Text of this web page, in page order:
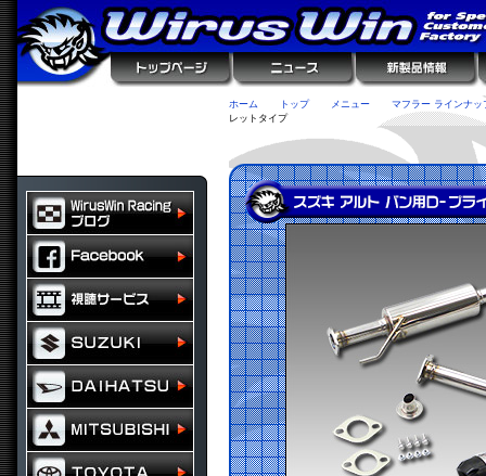
ホーム トップ メニュー
マフラー ラインナッ
レットタイプ